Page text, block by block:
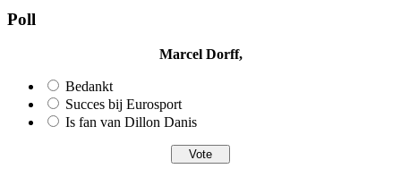
Poll
Marcel Dorff,
Bedankt
Succes bij Eurosport
Is fan van Dillon Danis